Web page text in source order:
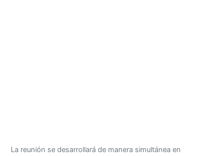
La reunión se desarrollará de manera simultánea en